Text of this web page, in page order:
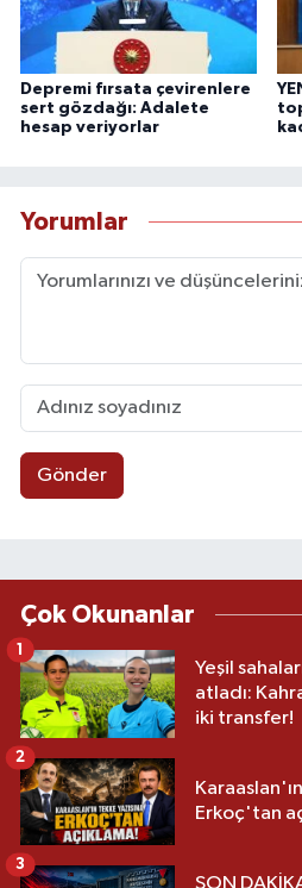
Depremi fırsata çevirenlere
sert gözdağı: Adalete
hesap veriyorlar
Yorumlar
Gönder
Çok Okunanlar
Yeşil
atladı:
iki transfer!
1
Erkoç'tan
2
SON
3